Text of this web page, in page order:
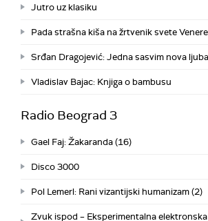
Jutro uz klasiku
Pada strašna kiša na žrtvenik svete Venere
Srđan Dragojević: Jedna sasvim nova
Vladislav Bajac: Knjiga o bambusu
Radio Beograd 3
Gael Faj: Žakaranda (16)
Disco 3000
Pol Lemerl: Rani vizantijski humanizam (2)
Zvuk ispod – Eksperimentalna